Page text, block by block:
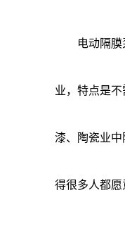
电动隔膜泵
业，特点是
漆、陶瓷业
得很多人都愿